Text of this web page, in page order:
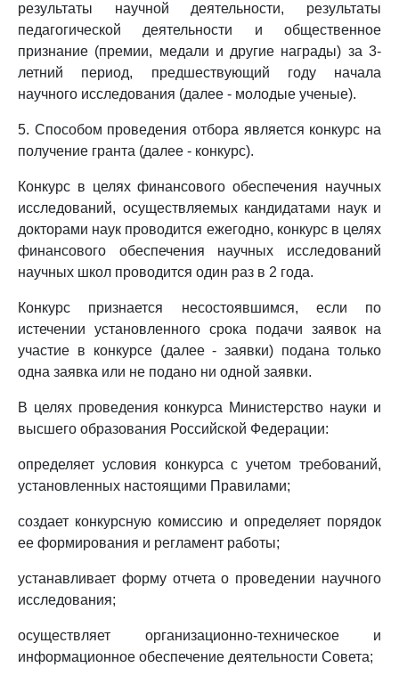
результаты научной деятельности, результаты
педагогической деятельности и общественное
признание (премии, медали и другие награды) за 3-
летний период, предшествующий году начала
научного исследования (далее - молодые ученые).
5. Способом проведения отбора является конкурс на
получение гранта (далее - конкурс).
Конкурс в целях финансового обеспечения научных
исследований, осуществляемых кандидатами наук и
докторами наук проводится ежегодно, конкурс в целях
финансового обеспечения научных исследований
научных школ проводится один раз в 2 года.
Конкурс признается несостоявшимся, если по
истечении установленного срока подачи заявок на
участие в конкурсе (далее - заявки) подана только
одна заявка или не подано ни одной заявки.
В целях проведения конкурса Министерство науки и
высшего образования Российской Федерации:
определяет условия конкурса с учетом требований,
установленных настоящими Правилами;
создает конкурсную комиссию и определяет порядок
ее формирования и регламент работы;
устанавливает форму отчета о проведении научного
исследования;
осуществляет организационно-техническое и
информационное обеспечение деятельности Совета;